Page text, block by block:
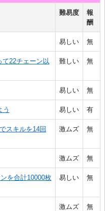
難易度
報
酬
易しい 無
22チェーン以
難しい 無
易しい 無
う 易しい 有
スキルを14回
激ムズ 無
激ムズ 無
を合計10000枚
易しい 無
激ムズ 無